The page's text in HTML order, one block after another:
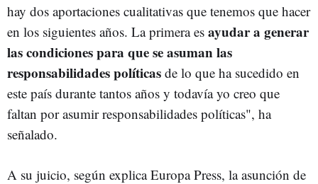
hay dos aportaciones cualitativas que tenemos que hacer
en los siguientes años. La primera es ayudar a generar
las condiciones para que se asuman las
responsabilidades políticas de lo que ha sucedido en
este país durante tantos años y todavía yo creo que
faltan por asumir responsabilidades políticas", ha
señalado.
A su juicio, según explica Europa Press, la asunción de